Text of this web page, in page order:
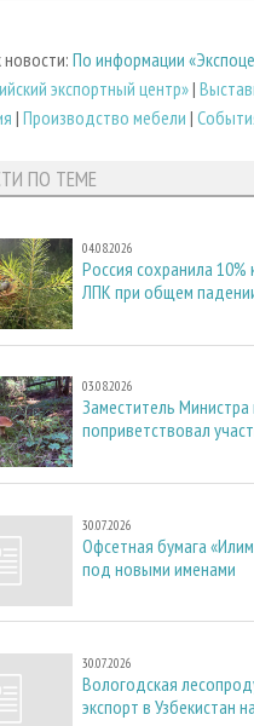
По информации
экспортный центр»|
| Производство мебели |
ПО ТЕМЕ
04.08.2026
Россия сохранила 10%
ЛПК при общем
03.08.2026
Заместитель
поприветствовал
30.07.2026
Офсетная бумага
под новыми именами
30.07.2026
Вологодская
экспорт в Узбекистан